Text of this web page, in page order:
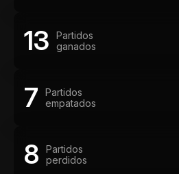
13
Partidos
ganados
7
Partidos
empatados
8
Partidos
perdidos